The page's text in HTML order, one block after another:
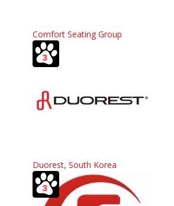
Comfort Seating Group
Duorest, South Korea